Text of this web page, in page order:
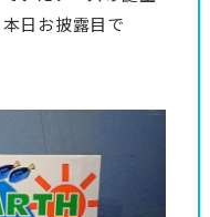
日お披露目で